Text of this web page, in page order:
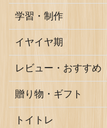
学習・制作
イヤイヤ期
レビュー・おすすめ
贈り物・ギフト
トイトレ